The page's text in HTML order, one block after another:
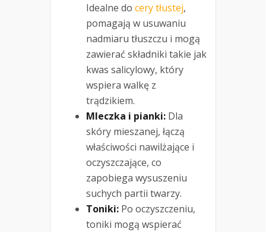
Idealne do cery tłustej,
pomagają w usuwaniu
nadmiaru tłuszczu i mogą
zawierać składniki takie jak
kwas salicylowy, który
wspiera walkę z
trądzikiem.
Mleczka i pianki: Dla
skóry mieszanej, łączą
właściwości nawilżające i
oczyszczające, co
zapobiega wysuszeniu
suchych partii twarzy.
Toniki: Po oczyszczeniu,
toniki mogą wspierać